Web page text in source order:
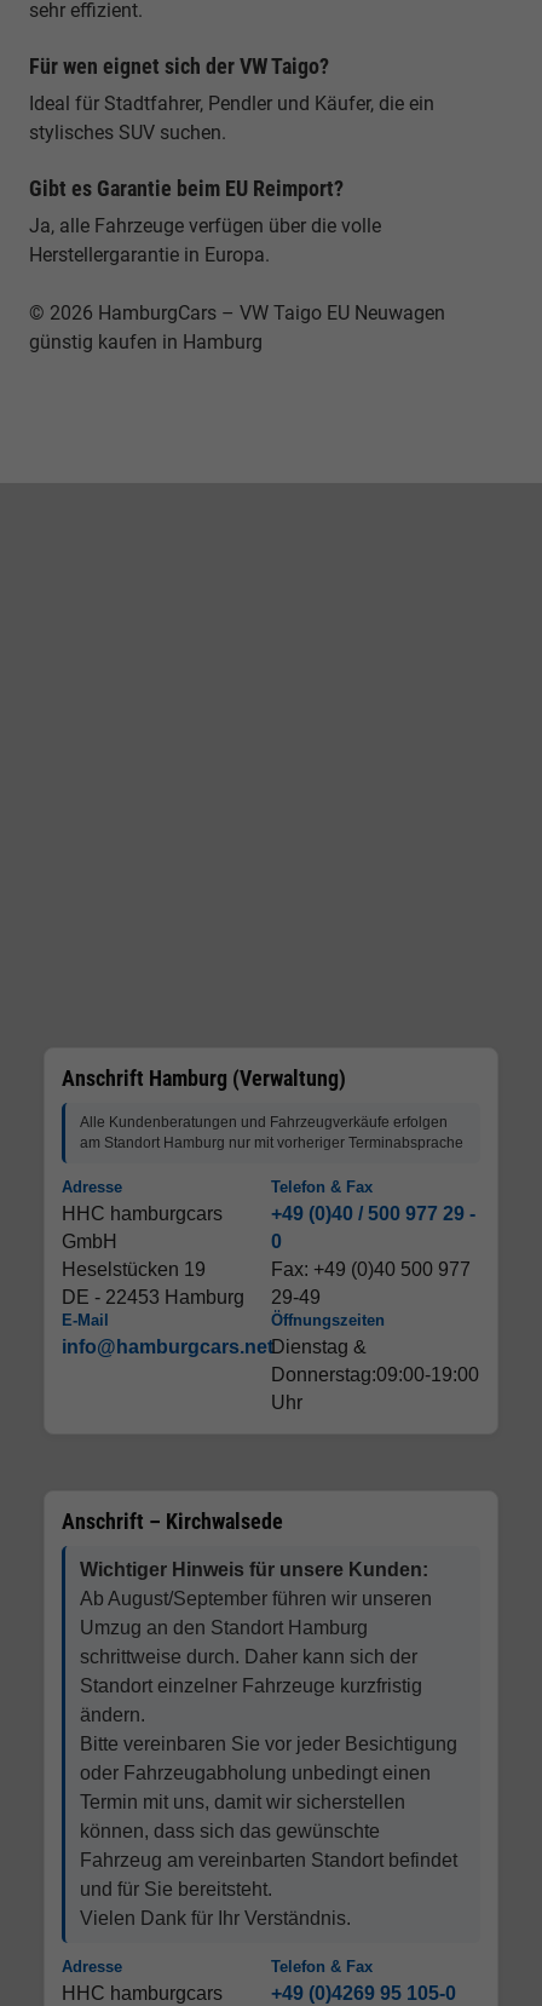
sehr effizient.
Für wen eignet sich der VW Taigo?
Ideal für Stadtfahrer, Pendler und Käufer, die ein
stylisches SUV suchen.
Gibt es Garantie beim EU Reimport?
Ja, alle Fahrzeuge verfügen über die volle
Herstellergarantie in Europa.
© 2026 HamburgCars – VW Taigo EU Neuwagen
günstig kaufen in Hamburg
Anschrift Hamburg (Verwaltung)
Alle Kundenberatungen und Fahrzeugverkäufe erfolgen
am Standort Hamburg nur mit vorheriger Terminabsprache
Adresse
HHC hamburgcars
GmbH
Heselstücken 19
DE - 22453 Hamburg
Telefon & Fax
+49 (0)40 / 500 977 29 -
0
Fax: +49 (0)40 500 977
29-49
E-Mail
info@hamburgcars.net
Öffnungszeiten
Dienstag &
Donnerstag:09:00-19:00
Uhr
Anschrift – Kirchwalsede
Wichtiger Hinweis für unsere Kunden:
Ab August/September führen wir unseren
Umzug an den Standort Hamburg
schrittweise durch. Daher kann sich der
Standort einzelner Fahrzeuge kurzfristig
ändern.
Bitte vereinbaren Sie vor jeder Besichtigung
oder Fahrzeugabholung unbedingt einen
Termin mit uns, damit wir sicherstellen
können, dass sich das gewünschte
Fahrzeug am vereinbarten Standort befindet
und für Sie bereitsteht.
Vielen Dank für Ihr Verständnis.
Adresse
HHC hamburgcars
Telefon & Fax
+49 (0)4269 95 105-0